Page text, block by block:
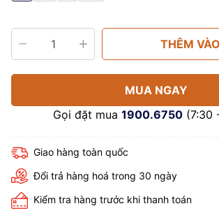
THÊM
MUA NGAY
Gọi đặt mua 1900.6750 (7:30
Giao hàng toàn quốc
Đổi trả hàng hoá trong 30 ngày
Kiểm tra hàng trước khi thanh toán